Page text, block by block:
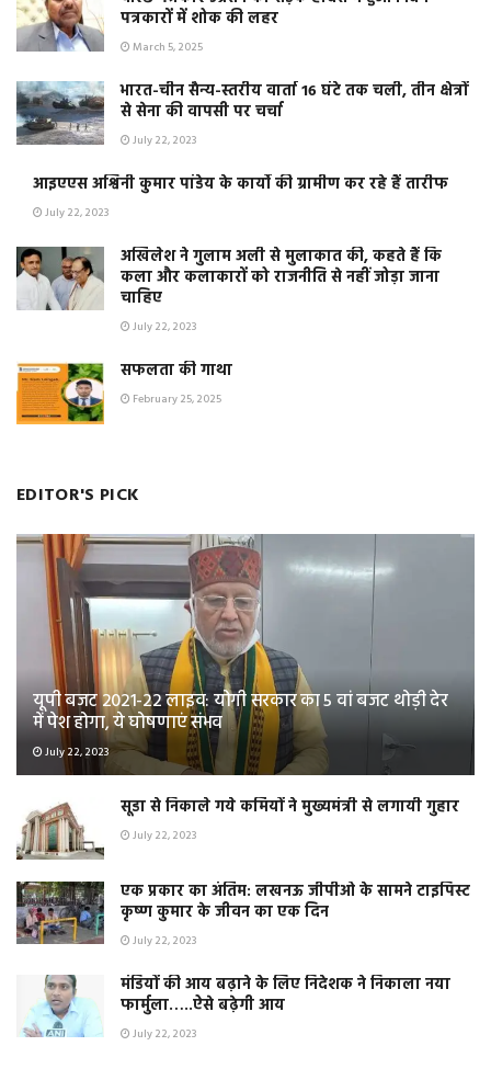
पत्रकारों में शोक की लहर
March 5, 2025
भारत-चीन सैन्य-स्तरीय वार्ता 16 घंटे तक चली, तीन क्षेत्रों
से सेना की वापसी पर चर्चा
July 22, 2023
आइएएस अश्विनी कुमार पांडेय के कार्यो की ग्रामीण कर रहे हैं तारीफ
July 22, 2023
अखिलेश ने गुलाम अली से मुलाकात की, कहते हैं कि
कला और कलाकारों को राजनीति से नहीं जोड़ा जाना
चाहिए
July 22, 2023
सफलता की गाथा
February 25, 2025
EDITOR'S PICK
यूपी बजट 2021-22 लाइव: योगी सरकार का 5 वां बजट थोड़ी देर
में पेश होगा, ये घोषणाएं संभव
July 22, 2023
सूडा से निकाले गये कर्मियों ने मुख्यमंत्री से लगायी गुहार
July 22, 2023
एक प्रकार का अंतिम: लखनऊ जीपीओ के सामने टाइपिस्ट
कृष्ण कुमार के जीवन का एक दिन
July 22, 2023
मंडियों की आय बढ़ाने के लिए निदेशक ने निकाला नया
फार्मुला…..ऐसे बढ़ेगी आय
July 22, 2023